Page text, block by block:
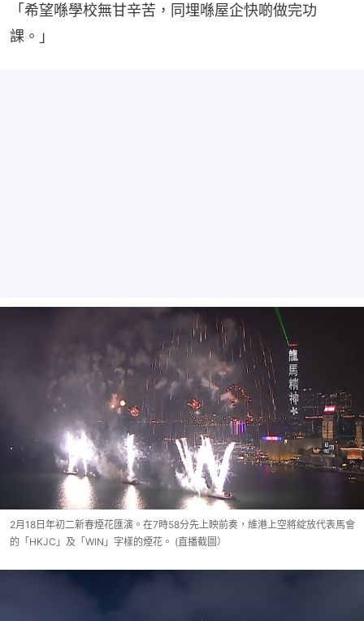
「希望喺學校無甘辛苦，同埋喺屋企快啲做完功
課。」
2月18日年初二新春煙花匯演。在7時58分先上映前奏，維港上空將綻放代表馬會
的「HKJC」及「WIN」字樣的煙花。 (直播截圖）